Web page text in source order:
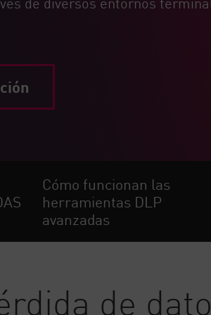
Cómo funcionan las
herramientas DLP
avanzadas
de